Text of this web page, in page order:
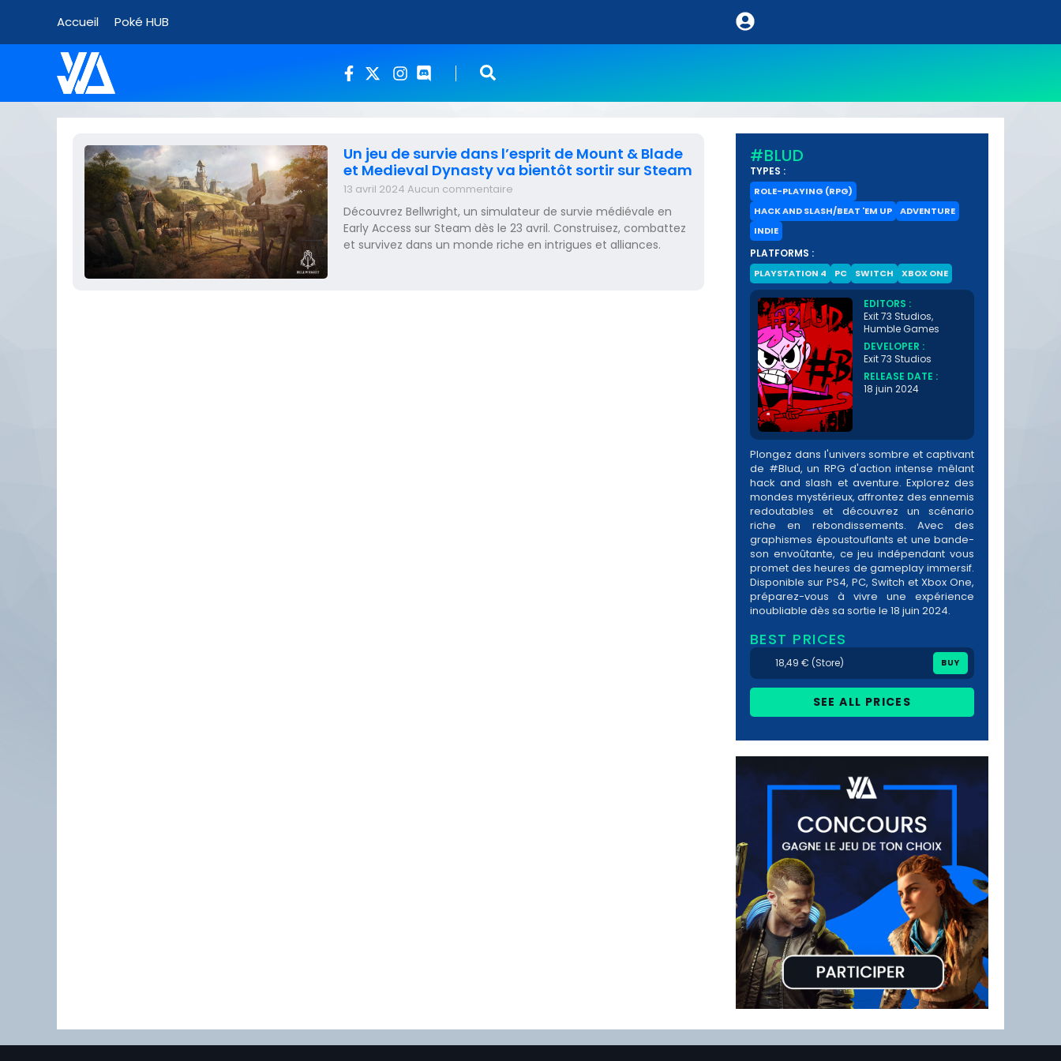
Accueil Poké HUB
Un jeu de survie dans l’esprit de Mount & Blade
et Medieval Dynasty va bientôt sortir sur Steam
13 avril 2024 Aucun commentaire
Découvrez Bellwright, un simulateur de survie médiévale en
Early Access sur Steam dès le 23 avril. Construisez, combattez
et survivez dans un monde riche en intrigues et alliances.
#BLUD
TYPES :
ROLE-PLAYING (RPG)
HACK AND SLASH/BEAT 'EM UP
ADVENTURE
INDIE
PLATFORMS :
PLAYSTATION 4 PC SWITCH XBOX ONE
EDITORS :
Exit 73 Studios,
Humble Games
DEVELOPER :
Exit 73 Studios
RELEASE DATE :
18 juin 2024
Plongez dans l'univers sombre et captivant
de #Blud, un RPG d'action intense mêlant
hack and slash et aventure. Explorez des
mondes mystérieux, affrontez des ennemis
redoutables et découvrez un scénario
riche en rebondissements. Avec des
graphismes époustouflants et une bande-
son envoûtante, ce jeu indépendant vous
promet des heures de gameplay immersif.
Disponible sur PS4, PC, Switch et Xbox One,
préparez-vous à vivre une expérience
inoubliable dès sa sortie le 18 juin 2024.
BEST PRICES
18,49 € (Store) BUY
SEE ALL PRICES